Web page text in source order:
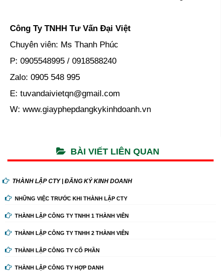
Công Ty TNHH Tư Vấn Đại Việt
Chuyên viên: Ms Thanh Phúc
P: 0905548995 / 0918588240
Zalo: 0905 548 995
E: tuvandaivietqn@gmail.com
W: www.giayphepdangkykinhdoanh.vn
BÀI VIẾT LIÊN QUAN
THÀNH LẬP CTY | ĐĂNG KÝ KINH DOANH
NHỮNG VIỆC TRƯỚC KHI THÀNH LẬP CTY
THÀNH LẬP CÔNG TY TNHH 1 THÀNH VIÊN
THÀNH LẬP CÔNG TY TNHH 2 THÀNH VIÊN
THÀNH LẬP CÔNG TY CỔ PHẦN
THÀNH LẬP CÔNG TY HỢP DANH